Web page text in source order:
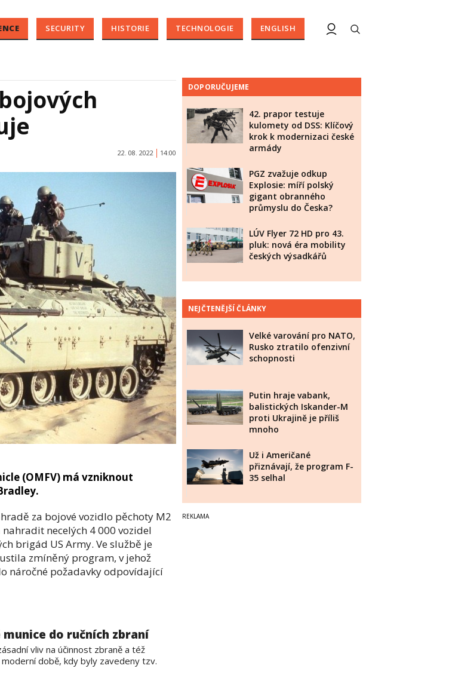
SECURITY HISTORIE TECHNOLOGIE ENGLISH
22. 08. 2022 14:00
(OMFV) má vzniknout
za bojové vozidlo pěchoty M2
necelých 4 000 vozidel
brigád US Army. Ve službě je
zmíněný program, v jehož
náročné požadavky odpovídající
do ručních zbraní
vliv na účinnost zbraně a též
době, kdy byly zavedeny tzv.
DOPORUČUJEME
42. prapor testuje
kulomety od DSS: Klíčový
krok k modernizaci české
armády
PGZ zvažuje odkup
Explosie: míří polský
gigant obranného
průmyslu do Česka?
LÚV Flyer 72 HD pro 43.
pluk: nová éra mobility
českých výsadkářů
NEJČTENĚJŠÍ ČLÁNKY
Velké varování pro NATO,
Rusko ztratilo ofenzivní
schopnosti
Putin hraje vabank,
balistických Iskander-M
proti Ukrajině je příliš
mnoho
Už i Američané
přiznávají, že program F-
35 selhal